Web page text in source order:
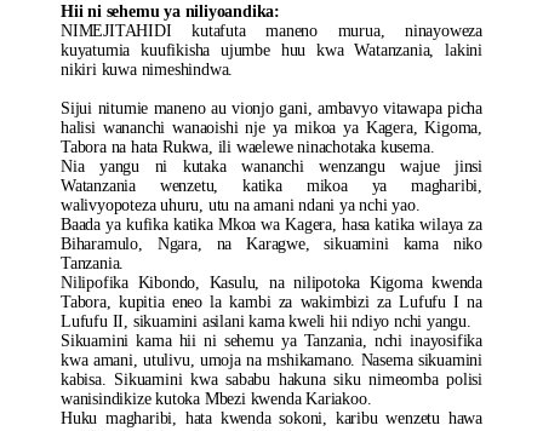
Hii ni sehemu ya niliyoandika:
NIMEJITAHIDI kutafuta maneno murua, ninayoweza
kuyatumia kuufikisha ujumbe huu kwa Watanzania, lakini
nikiri kuwa nimeshindwa.
Sijui nitumie maneno au vionjo gani, ambavyo vitawapa picha
halisi wananchi wanaoishi nje ya mikoa ya Kagera, Kigoma,
Tabora na hata Rukwa, ili waelewe ninachotaka kusema.
Nia yangu ni kutaka wananchi wenzangu wajue jinsi
Watanzania wenzetu, katika mikoa ya magharibi,
walivyopoteza uhuru, utu na amani ndani ya nchi yao.
Baada ya kufika katika Mkoa wa Kagera, hasa katika wilaya za
Biharamulo, Ngara, na Karagwe, sikuamini kama niko
Tanzania.
Nilipofika Kibondo, Kasulu, na nilipotoka Kigoma kwenda
Tabora, kupitia eneo la kambi za wakimbizi za Lufufu I na
Lufufu II, sikuamini asilani kama kweli hii ndiyo nchi yangu.
Sikuamini kama hii ni sehemu ya Tanzania, nchi inayosifika
kwa amani, utulivu, umoja na mshikamano. Nasema sikuamini
kabisa. Sikuamini kwa sababu hakuna siku nimeomba polisi
wanisindikize kutoka Mbezi kwenda Kariakoo.
Huku magharibi, hata kwenda sokoni, karibu wenzetu hawa